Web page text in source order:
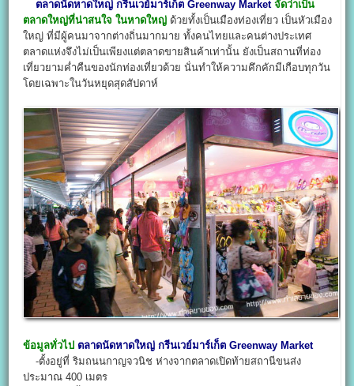
ตลาดนัดหาดใหญ่ กรีนเวย์มาร์เก็ต Greenway Market จัดว่าเป็น
ตลาดใหญ่ที่น่าสนใจ ในหาดใหญ่ ด้วยทั้งเป็นเมืองท่องเที่ยว เป็นหัวเมือง
ใหญ่ ที่มีผู้คนมาจากต่างถิ่นมากมาย ทั้งคนไทยและคนต่างประเทศ
ตลาดแห่งจึงไม่เป็นเพียงแต่ตลาดขายสินค้าเท่านั้น ยังเป็นสถานที่ท่อง
เที่ยวยามค่ำคืนของนักท่องเที่ยวด้วย นั่นทำให้ความคึกคักมีเกือบทุกวัน
โดยเฉพาะในวันหยุดสุดสัปดาห์
ข้อมูลทั่วไป ตลาดนัดหาดใหญ่ กรีนเวย์มาร์เก็ต Greenway Market
-ตั้งอยู่ที่ ริมถนนกาญจวนิช ห่างจากตลาดเปิดท้ายสถานีขนส่ง
ประมาณ 400 เมตร